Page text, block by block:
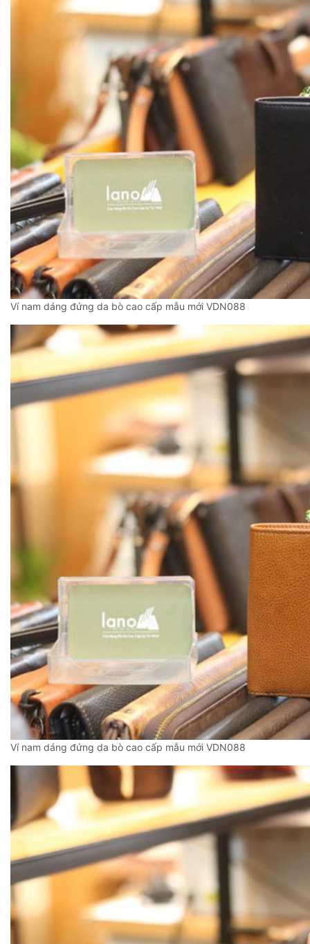
Ví nam dáng đứng da bò cao cấp mẫu mới VDN088
Ví nam dáng đứng da bò cao cấp mẫu mới VDN088